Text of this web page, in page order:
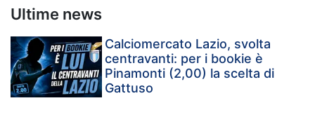
Ultime news
Calciomercato Lazio, svolta
centravanti: per i bookie è
Pinamonti (2,00) la scelta di
Gattuso